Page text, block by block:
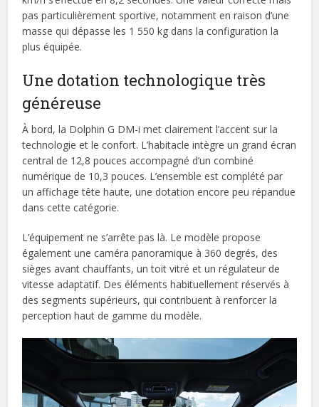
pas particulièrement sportive, notamment en raison d’une
masse qui dépasse les 1 550 kg dans la configuration la
plus équipée.
Une dotation technologique très
généreuse
À bord, la Dolphin G DM-i met clairement l’accent sur la
technologie et le confort. L’habitacle intègre un grand écran
central de 12,8 pouces accompagné d’un combiné
numérique de 10,3 pouces. L’ensemble est complété par
un affichage tête haute, une dotation encore peu répandue
dans cette catégorie.
L’équipement ne s’arrête pas là. Le modèle propose
également une caméra panoramique à 360 degrés, des
sièges avant chauffants, un toit vitré et un régulateur de
vitesse adaptatif. Des éléments habituellement réservés à
des segments supérieurs, qui contribuent à renforcer la
perception haut de gamme du modèle.